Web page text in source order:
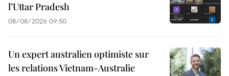
l’Uttar Pradesh
08/08/2026 09:50
Un expert australien optimiste sur
les relations Vietnam-Australie